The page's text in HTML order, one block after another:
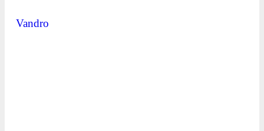
Vandro